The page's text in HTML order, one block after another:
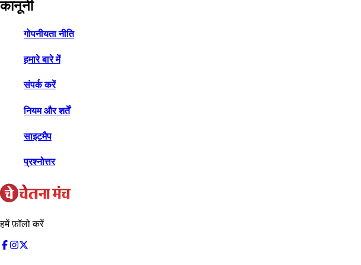
कानूनी
गोपनीयता नीति
हमारे बारे में
संपर्क करें
नियम और शर्तें
साइटमैप
प्रश्नोत्तर
हमें फ़ॉलो करें